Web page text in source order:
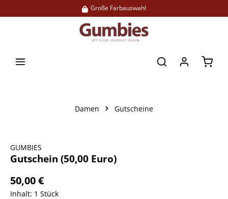
Große Farbauswahl
Damen Gutscheine
GUMBIES
Gutschein (50,00 Euro)
50,00 €
Inhalt: 1 Stück